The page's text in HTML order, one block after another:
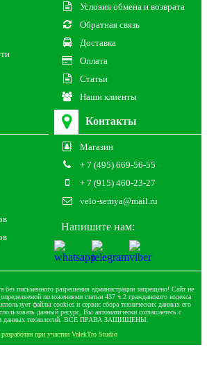
Условия обмена и возврата
Обратная связь
Доставка
Оплата
Статьи
Наши клиенты
Контакты
Магазин
+ 7 (495) 669-56-55
+ 7 (915) 460-23-27
velo-semya@mail.ru
Напишите нам:
без письменного разрешения администрации запрещено! Сайт не
положениями статьи 437 ч.2 гражданского кодекса
файлы cookies и сервис сбора технических данных его
данный ресурс, Вы автоматически соглашаетесь с
данных технологий. ВСЕ ПРАВА ЗАЩИЩЕНЫ.
при участии ValekTro Studio